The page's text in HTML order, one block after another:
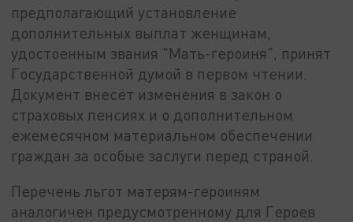
предполагающий установление
дополнительных выплат женщинам,
удостоенным звания "Мать-героиня", принят
Государственной думой в первом чтении.
Документ внесёт изменения в закон о
страховых пенсиях и о дополнительном
ежемесячном материальном обеспечении
граждан за особые заслуги перед страной.
Перечень льгот матерям-героиням
аналогичен предусмотренному для Героев